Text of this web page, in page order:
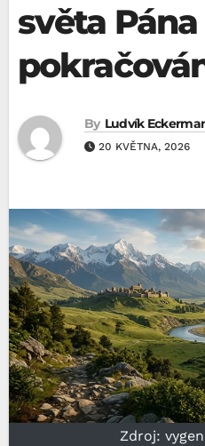
světa
By Ludvík
20 KVĚTNA, 2026
Zdroj: